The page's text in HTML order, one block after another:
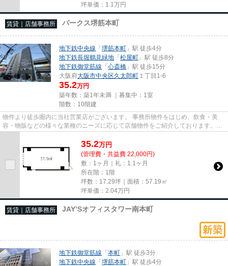
坪単価： 1.1 万円
賃貸｜店舗事務所 パークス堺筋本町
地下鉄中央線 「堺筋本町 」駅 徒歩4分
地下鉄長堀鶴見緑地 「松屋町 」駅 徒歩8分
地下鉄御堂筋線 「心斎橋 」駅 徒歩15分
大阪府大阪市中央区久太郎町 １丁目1-6
35.2万円
築年数：築1年未満 ｜募集中： 1室
階数：10階建
物件より徒歩圏内に当社営業店がございます。 事務所物件をはじめ、飲食・美
容・物販などの様々な業種のニーズに応じて店舗物件をご紹介しております。
尚、弊社ではおとり広告は一切...
35.2万円
(管理費・共益費 22,000円)
敷：1ヶ月｜礼：1.1ヶ月
所在階：1階
坪数：17.29坪｜面積：57.19㎡
坪単価： 2.04万円
賃貸｜店舗事務所 JAY’Sオフィスタワー南本町
地下鉄御堂筋線 「本町 」駅 徒歩3分
地下鉄中央線 「堺筋本町 」駅 徒歩4分